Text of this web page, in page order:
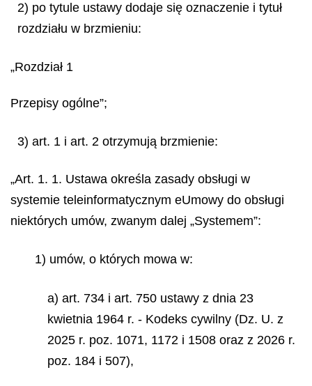
2) po tytule ustawy dodaje się oznaczenie i tytuł
rozdziału w brzmieniu:
„Rozdział 1
Przepisy ogólne”;
3) art. 1 i art. 2 otrzymują brzmienie:
„Art. 1. 1. Ustawa określa zasady obsługi w
systemie teleinformatycznym eUmowy do obsługi
niektórych umów, zwanym dalej „Systemem”:
1) umów, o których mowa w:
a) art. 734 i art. 750 ustawy z dnia 23
kwietnia 1964 r. - Kodeks cywilny (Dz. U. z
2025 r. poz. 1071, 1172 i 1508 oraz z 2026 r.
poz. 184 i 507),